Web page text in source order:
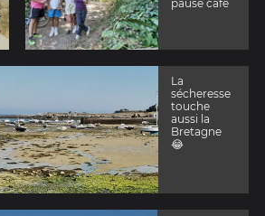
pause café
La
sécheresse
touche
aussi la
Bretagne
😂